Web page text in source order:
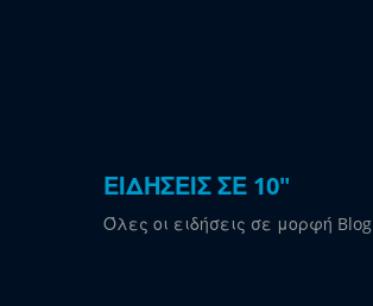
ΕΙΔΗΣΕΙΣ ΣΕ 10"
Όλες οι ειδήσεις σε μορφή Blog